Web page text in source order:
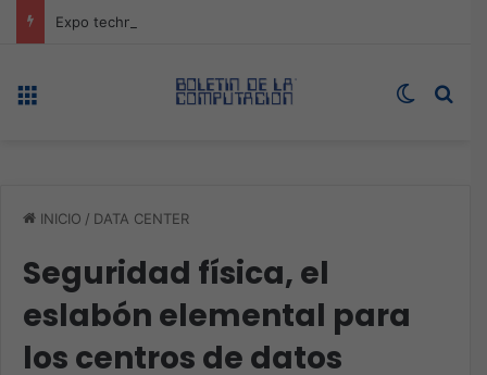
Switch
INICIO / DATA CENTER
Seguridad física, el
eslabón elemental para
los centros de datos